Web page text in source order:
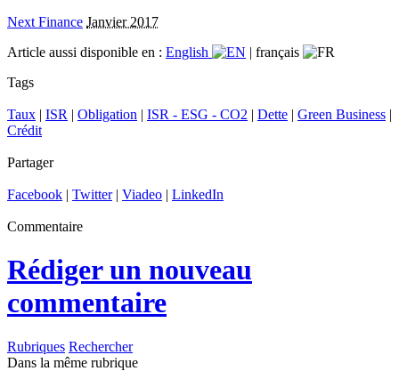
Next Finance Janvier 2017
Article aussi disponible en : English | français
Tags
Taux | ISR | Obligation | ISR - ESG - CO2 | Dette | Green Business |
Crédit
Partager
Facebook | Twitter| Viadeo | LinkedIn
Commentaire
Rédiger un nouveau
commentaire
Rubriques Rechercher
Dans la même rubrique